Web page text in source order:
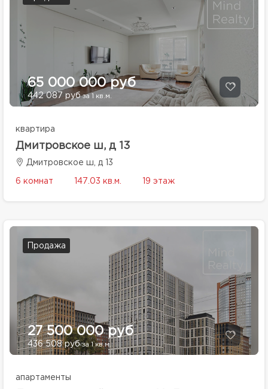
65 000 000 руб
442 087 рубза 1 кв.м.
квартира
Дмитровское ш, д 13
Дмитровское ш, д 13
6 комнат 147.03 кв.м. 19 этаж
Продажа
27 500 000 руб
436 508 рубза 1 кв.м.
апартаменты